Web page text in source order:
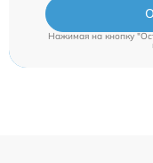
Нажимая на кнопку